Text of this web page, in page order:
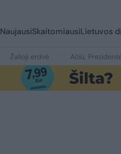
NaujausiSkaitomiausiLietuvos
Žalioji erdvė Ačiū,